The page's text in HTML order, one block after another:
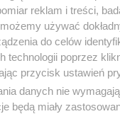
20,45 m
powierzchnie
netto
reklam i treści,
używać
do celów
poprzez
przycisk ustawień
danych nie
będą miały